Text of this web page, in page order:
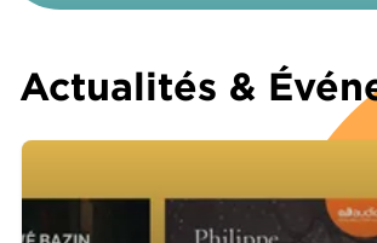
Actualités &